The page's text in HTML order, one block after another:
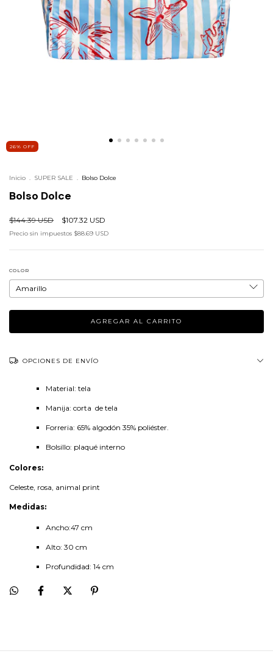
26% OFF
Inicio . SUPER SALE . Bolso Dolce
Bolso Dolce
$144.39 USD $107.32 USD
Precio sin impuestos $88.69 USD
COLOR
OPCIONES DE ENVÍO
Material: tela
Manija: corta de tela
Forreria: 65% algodón 35% poliéster.
Bolsillo: plaqué interno
Colores:
Celeste, rosa, animal print
Medidas:
Ancho:47 cm
Alto: 30 cm
Profundidad: 14 cm